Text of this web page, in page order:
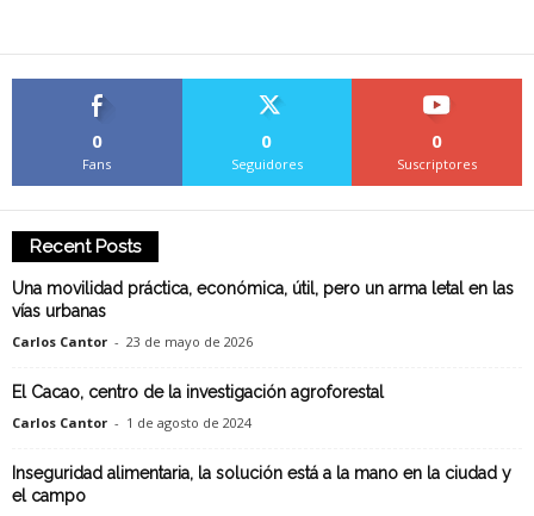
0
Fans
0
Seguidores
0
Suscriptores
Recent Posts
Una movilidad práctica, económica, útil, pero un arma letal en las
vías urbanas
Carlos Cantor - 23 de mayo de 2026
El Cacao, centro de la investigación agroforestal
Carlos Cantor - 1 de agosto de 2024
Inseguridad alimentaria, la solución está a la mano en la ciudad y
el campo